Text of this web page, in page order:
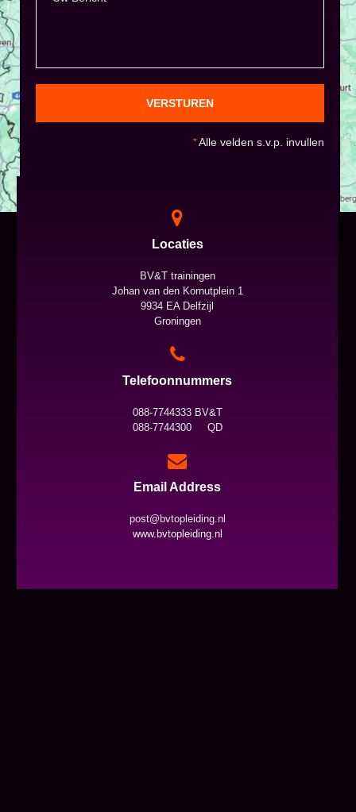
VERSTUREN
*Alle velden s.v.p. invullen
Locaties
BV&T trainingen
Johan van den Kornutplein 1
9934 EA Delfzijl
Groningen
Telefoonnummers
088-7744333 BV&T
088-7744300 QD
Email Address
post@bvtopleiding.nl
www.bvtopleiding.nl